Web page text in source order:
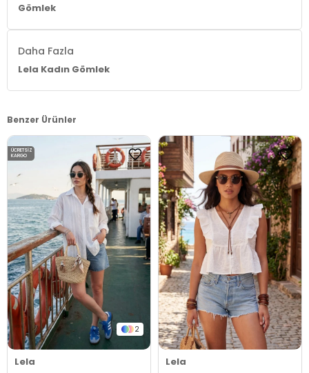
Gömlek
Daha Fazla
Lela Kadın Gömlek
Benzer Ürünler
2
Lela
ÜCRETSIZ
KARGO
Lela